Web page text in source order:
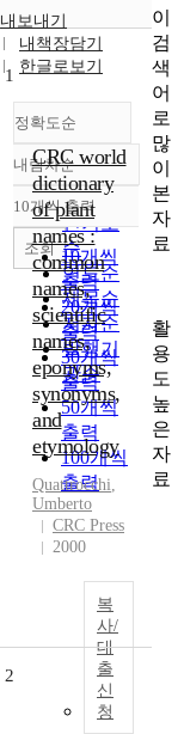
내보내기
내책장담기
한글로보기
정확도순
정확도
순
인기도
순
연도순
제목순
저자순
발행기
관순
내림차순
내림차순
10개씩 출력
10개씩
출력
20개씩
출력
30개씩
출력
50개씩
출력
100개씩
출력
조회
1
CRC world
dictionary
of plant
names :
common
names,
scientific
names,
eponyms,
synonyms,
and
etymology
Quattrocchi,
Umberto
CRC Press
2000
복
사/
대
출
신
청
2
이
검
색
어
로
많
이
본
자
료
활
용
도
높
은
자
료